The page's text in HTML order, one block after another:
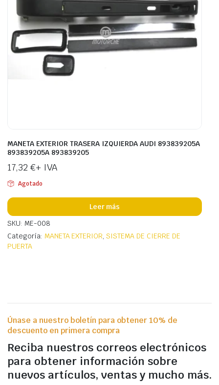
MANETA EXTERIOR TRASERA IZQUIERDA AUDI 893839205A
893839205A 893839205
17,32 €+ IVA
Agotado
Leer más
SKU: ME-008
Categoría: MANETA EXTERIOR,SISTEMA DE CIERRE DE
PUERTA
Únase a nuestro boletín para obtener 10% de
descuento en primera compra
Reciba nuestros correos electrónicos
para obtener información sobre
nuevos artículos, ventas y mucho más.